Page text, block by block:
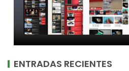
ENTRADAS RECIENTES